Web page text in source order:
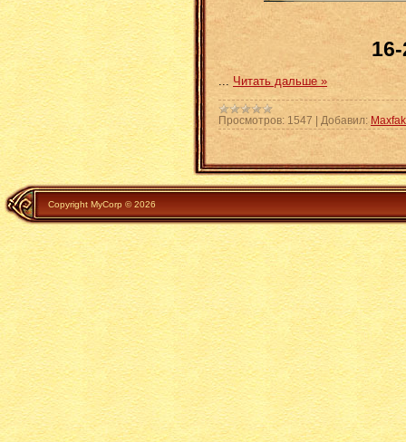
Читать дальше »
Просмотров: 1547 | Добавил:
Copyright MyCorp © 2026